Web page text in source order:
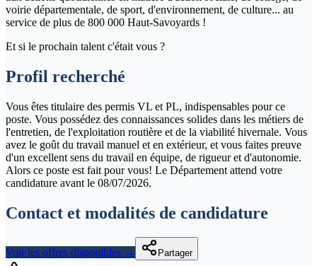
voirie départementale, de sport, d'environnement, de culture... au
service de plus de 800 000 Haut-Savoyards !
Et si le prochain talent c'était vous ?
Profil recherché
Vous êtes titulaire des permis VL et PL, indispensables pour ce
poste. Vous possédez des connaissances solides dans les métiers de
l'entretien, de l'exploitation routière et de la viabilité hivernale. Vous
avez le goût du travail manuel et en extérieur, et vous faites preuve
d'un excellent sens du travail en équipe, de rigueur et d'autonomie.
Alors ce poste est fait pour vous! Le Département attend votre
candidature avant le 08/07/2026.
Contact et modalités de candidature
Voir les offres disponibles → Partager